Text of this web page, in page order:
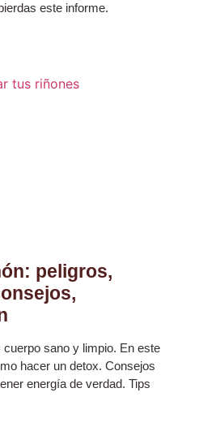
este informe.
peligros,
sano y limpio. En este
hacer un detox. Consejos
energía de verdad. Tips